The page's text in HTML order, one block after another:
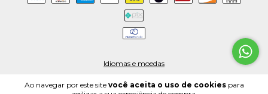
Ao navegar por este site você aceita o uso de cookiespara
Idiomas e moedas